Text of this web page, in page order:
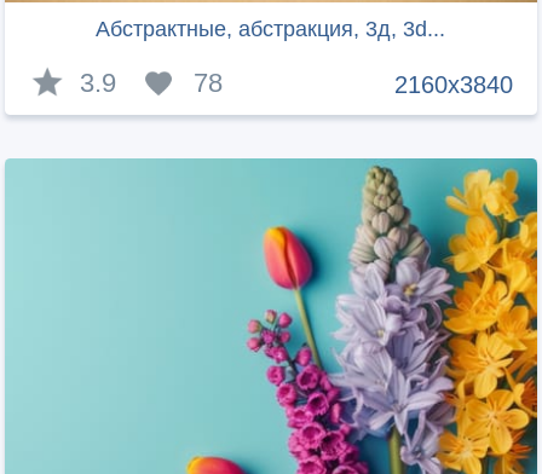
Абстрактные, абстракция, 3д, 3d...
2160x3840
3.9 78